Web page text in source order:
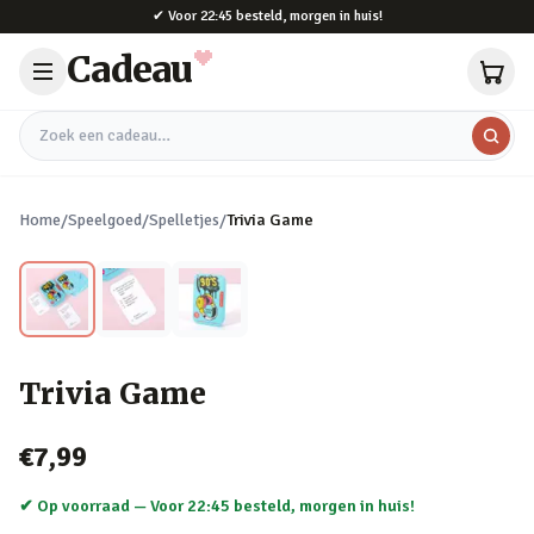
✔ Voor 22:45 besteld, morgen in huis!
Cadeau
Zoek een cadeau
Home/Speelgoed/Spelletjes/Trivia Game
Trivia Game
€7,99
✔ Op voorraad —Voor 22:45 besteld, morgen in huis!